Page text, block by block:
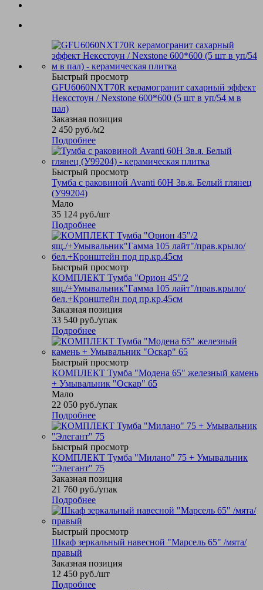
Быстрый просмотр
GFU6060NXT70R керамогранит сахарный эффект
Нексстоун / Nexstone 600*600 (5 шт в уп/54 м в
пал)
Заказная позиция
2 450 руб./м2
Подробнее
Быстрый просмотр
Тумба с раковиной Avanti 60Н 3в.я. Белый глянец
(У99204)
Мало
35 124 руб./шт
Подробнее
Быстрый просмотр
КОМПЛЕКТ Тумба "Орион 45"/2
ящ./+Умывальник"Гамма 105 лайт"/прав.крыло/
бел.+Кронштейн под пр.кр.45см
Заказная позиция
33 540 руб./упак
Подробнее
Быстрый просмотр
КОМПЛЕКТ Тумба "Модена 65" железный камень
+ Умывальник "Оскар" 65
Мало
22 050 руб./упак
Подробнее
Быстрый просмотр
КОМПЛЕКТ Тумба "Милано" 75 + Умывальник
"Элегант" 75
Заказная позиция
21 760 руб./упак
Подробнее
Быстрый просмотр
Шкаф зеркальный навесной "Марсель 65" /мята/
правый
Заказная позиция
12 450 руб./шт
Подробнее